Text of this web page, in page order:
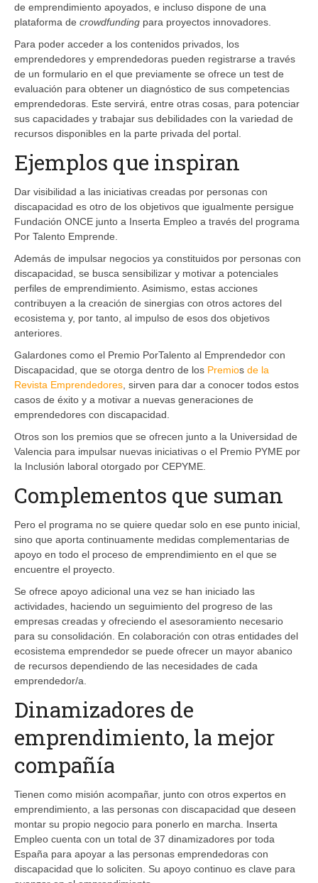
de emprendimiento apoyados, e incluso dispone de una
plataforma de crowdfunding para proyectos innovadores.
Para poder acceder a los contenidos privados, los
emprendedores y emprendedoras pueden registrarse a través
de un formulario en el que previamente se ofrece un test de
evaluación para obtener un diagnóstico de sus competencias
emprendedoras. Este servirá, entre otras cosas, para potenciar
sus capacidades y trabajar sus debilidades con la variedad de
recursos disponibles en la parte privada del portal.
Ejemplos que inspiran
Dar visibilidad a las iniciativas creadas por personas con
discapacidad es otro de los objetivos que igualmente persigue
Fundación ONCE junto a Inserta Empleo a través del programa
Por Talento Emprende.
Además de impulsar negocios ya constituidos por personas con
discapacidad, se busca sensibilizar y motivar a potenciales
perfiles de emprendimiento. Asimismo, estas acciones
contribuyen a la creación de sinergias con otros actores del
ecosistema y, por tanto, al impulso de esos dos objetivos
anteriores.
Galardones como el Premio PorTalento al Emprendedor con
Discapacidad, que se otorga dentro de los Premios de la
Revista Emprendedores , sirven para dar a conocer todos estos
casos de éxito y a motivar a nuevas generaciones de
emprendedores con discapacidad.
Otros son los premios que se ofrecen junto a la Universidad de
Valencia para impulsar nuevas iniciativas o el Premio PYME por
la Inclusión laboral otorgado por CEPYME.
Complementos que suman
Pero el programa no se quiere quedar solo en ese punto inicial,
sino que aporta continuamente medidas complementarias de
apoyo en todo el proceso de emprendimiento en el que se
encuentre el proyecto.
Se ofrece apoyo adicional una vez se han iniciado las
actividades, haciendo un seguimiento del progreso de las
empresas creadas y ofreciendo el asesoramiento necesario
para su consolidación. En colaboración con otras entidades del
ecosistema emprendedor se puede ofrecer un mayor abanico
de recursos dependiendo de las necesidades de cada
emprendedor/a.
Dinamizadores de
emprendimiento, la mejor
compañía
Tienen como misión acompañar, junto con otros expertos en
emprendimiento, a las personas con discapacidad que deseen
montar su propio negocio para ponerlo en marcha. Inserta
Empleo cuenta con un total de 37 dinamizadores por toda
España para apoyar a las personas emprendedoras con
discapacidad que lo soliciten. Su apoyo continuo es clave para